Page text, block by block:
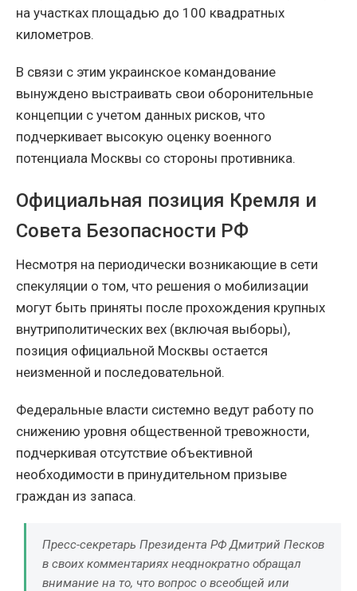
на участках площадью до 100 квадратных
километров.
В связи с этим украинское командование
вынуждено выстраивать свои оборонительные
концепции с учетом данных рисков, что
подчеркивает высокую оценку военного
потенциала Москвы со стороны противника.
Официальная позиция Кремля и
Совета Безопасности РФ
Несмотря на периодически возникающие в сети
спекуляции о том, что решения о мобилизации
могут быть приняты после прохождения крупных
внутриполитических вех (включая выборы),
позиция официальной Москвы остается
неизменной и последовательной.
Федеральные власти системно ведут работу по
снижению уровня общественной тревожности,
подчеркивая отсутствие объективной
необходимости в принудительном призыве
граждан из запаса.
Пресс-секретарь Президента РФ Дмитрий Песков
в своих комментариях неоднократно обращал
внимание на то, что вопрос о всеобщей или